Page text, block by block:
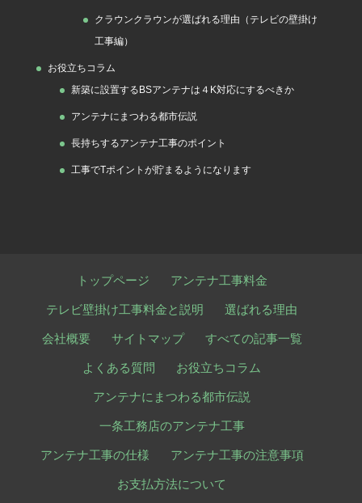
クラウンクラウンが選ばれる理由（テレビの壁掛け
工事編）
お役立ちコラム
新築に設置するBSアンテナは４K対応にするべきか
アンテナにまつわる都市伝説
長持ちするアンテナ工事のポイント
工事でTポイントが貯まるようになります
トップページ アンテナ工事料金
テレビ壁掛け工事料金と説明 選ばれる理由
会社概要 サイトマップ すべての記事一覧
よくある質問 お役立ちコラム
アンテナにまつわる都市伝説
一条工務店のアンテナ工事
アンテナ工事の仕様 アンテナ工事の注意事項
お支払方法について